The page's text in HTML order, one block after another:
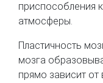
приспособления
атмосферы.
Пластичность
мозга
прямо зависит